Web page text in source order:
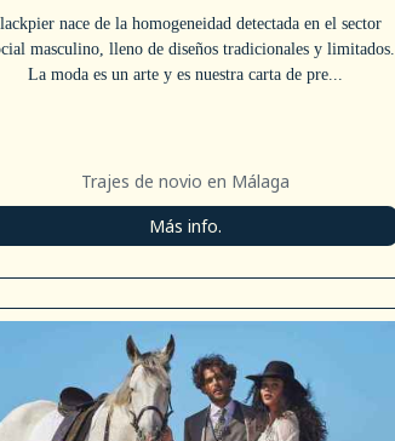
nace de la homogeneidad detectada en el sector
masculino, lleno de diseños tradicionales y limitados.
La moda es un arte y es nuestra carta de pre...
Trajes de novio en Málaga
Más info.